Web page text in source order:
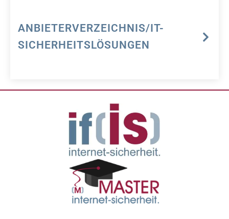
ANBIETERVERZEICHNIS/IT-
SICHERHEITSLÖSUNGEN